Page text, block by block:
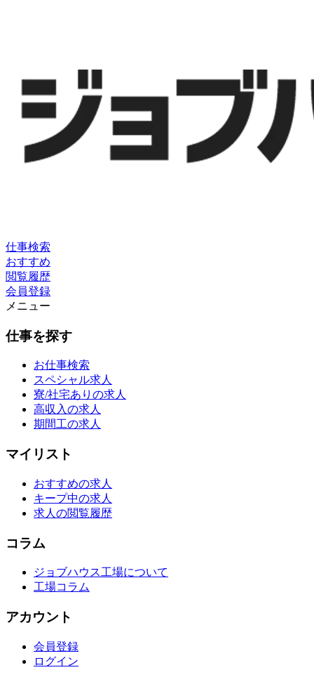
仕事検索
おすすめ
閲覧履歴
会員登録
メニュー
仕事を探す
お仕事検索
スペシャル求人
寮/社宅ありの求人
高収入の求人
期間工の求人
マイリスト
おすすめの求人
キープ中の求人
求人の閲覧履歴
コラム
ジョブハウス工場について
工場コラム
アカウント
会員登録
ログイン